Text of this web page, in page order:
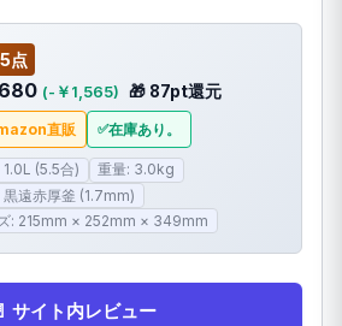
点
(-￥1,565) 🎁 87pt還元
直販 在庫あり。
1.0L (5.5合)
重量: 3.0kg
黒遠赤厚釜 (1.7mm)
: 215mm × 252mm × 349mm
サイト内レビュー